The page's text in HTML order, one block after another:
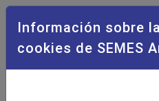
Información sobre
cookies de SEMES